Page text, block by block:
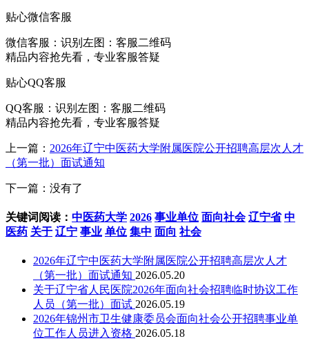
贴心微信客服
微信客服： 识别左图：客服二维码
精品内容抢先看，专业客服答疑
贴心QQ客服
QQ客服： 识别左图：客服二维码
精品内容抢先看，专业客服答疑
上一篇： 2026年辽宁中医药大学附属医院公开招聘高层次人才
（第一批）面试通知
下一篇：没有了
关键词阅读： 中医药大学 2026 事业单位 面向社会 辽宁省 中
医药 关于 辽宁 事业 单位 集中 面向 社会
2026年辽宁中医药大学附属医院公开招聘高层次人才
（第一批）面试通知 2026.05.20
关于辽宁省人民医院2026年面向社会招聘临时协议工作
人员（第一批）面试 2026.05.19
2026年锦州市卫生健康委员会面向社会公开招聘事业单
位工作人员进入资格 2026.05.18